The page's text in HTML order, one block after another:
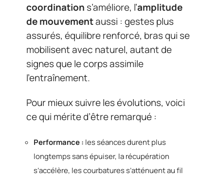
coordination s’améliore, l’amplitude
de mouvementaussi : gestes plus
assurés, équilibre renforcé, bras qui se
mobilisent avec naturel, autant de
signes que le corps assimile
l’entraînement.
Pour mieux suivre les évolutions, voici
ce qui mérite d’être remarqué :
Performance : les séances durent plus
longtemps sans épuiser, la récupération
s’accélère, les courbatures s’atténuent au fil